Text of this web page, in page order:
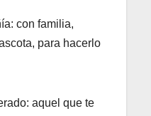
con familia,
para hacerlo
aquel que te